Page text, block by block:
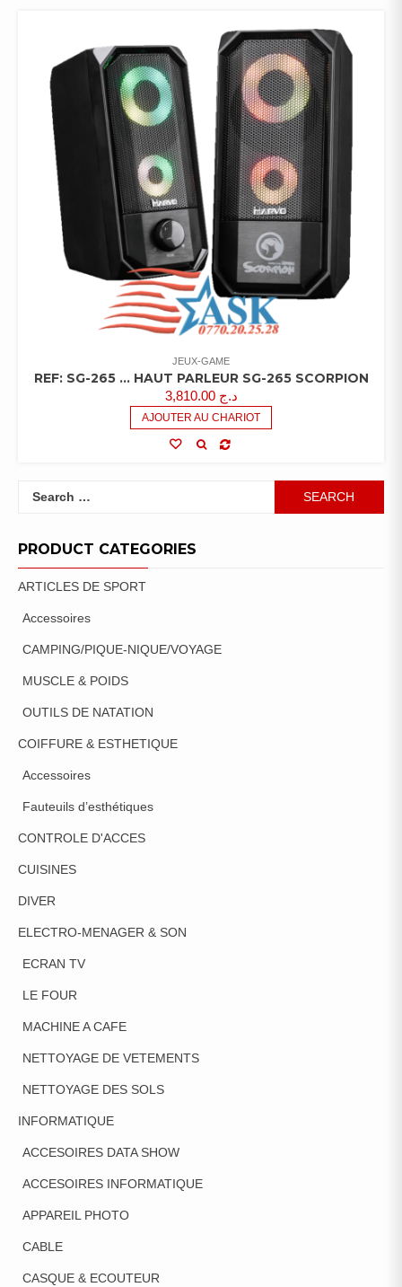
JEUX-GAME
REF: SG-265 … HAUT PARLEUR SG-265 SCORPION
د.ج 3,810.00
AJOUTER AU CHARIOT
PRODUCT CATEGORIES
ARTICLES DE SPORT
Accessoires
CAMPING/PIQUE-NIQUE/VOYAGE
MUSCLE & POIDS
OUTILS DE NATATION
COIFFURE & ESTHETIQUE
Accessoires
Fauteuils d’esthétiques
CONTROLE D'ACCES
CUISINES
DIVER
ELECTRO-MENAGER & SON
ECRAN TV
LE FOUR
MACHINE A CAFE
NETTOYAGE DE VETEMENTS
NETTOYAGE DES SOLS
INFORMATIQUE
ACCESOIRES DATA SHOW
ACCESOIRES INFORMATIQUE
APPAREIL PHOTO
CABLE
CASQUE & ECOUTEUR